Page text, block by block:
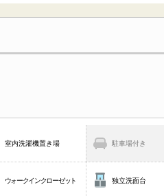
室内洗濯機置き場 駐車場付き
ウォークインクローゼット 独立洗面台